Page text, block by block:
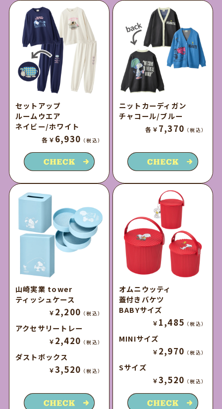
セットアップ
ルームウエア
ネイビー/ホワイト
各￥ 6,930 （税込）
ニットカーディガン
チャコール/ブルー
各￥ 7,370 （税込）
山崎実業 tower
ティッシュケース
￥ 2,200 （税込）
アクセサリートレー
￥ 2,420 （税込）
ダストボックス
￥3,520 （税込）
オムニウッティ
蓋付きバケツ
BABYサイズ
￥ 1,485 （税込）
MINIサイズ
￥ 2,970 （税込）
Sサイズ
￥3,520 （税込）